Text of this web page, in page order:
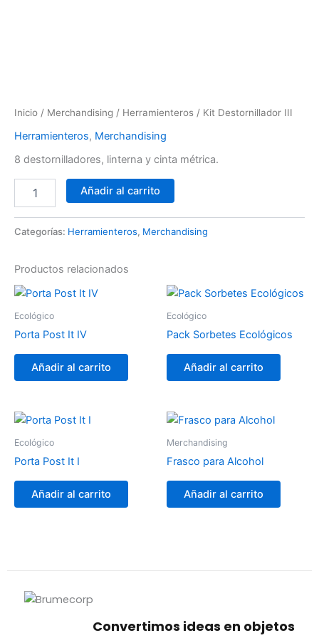
Inicio / Merchandising / Herramienteros / Kit Destornillador III
Herramienteros, Merchandising
8 destornilladores, linterna y cinta métrica.
cantidad
Añadir al carrito
Categorías: Herramienteros, Merchandising
Productos relacionados
Ecológico
Porta Post It IV
Añadir al carrito
Ecológico
Pack Sorbetes Ecológicos
Añadir al carrito
Ecológico
Porta Post It I
Añadir al carrito
Merchandising
Frasco para Alcohol
Añadir al carrito
Convertimos ideas en objetos